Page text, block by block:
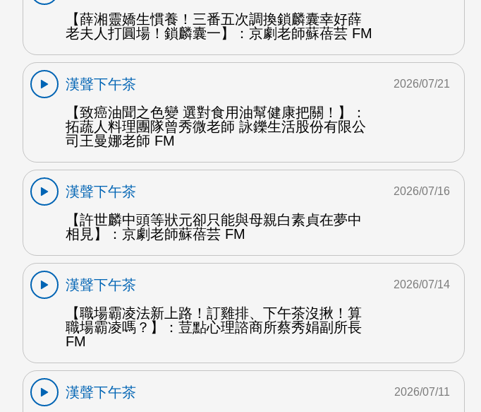
【薛湘靈嬌生慣養！三番五次調換鎖麟囊幸好薛
老夫人打圓場！鎖麟囊一】：京劇老師蘇蓓芸 FM
漢聲下午茶
【致癌油聞之色變 選對食用油幫健康把關！】：
拓蔬人料理團隊曾秀微老師 詠鑠生活股份有限公
司王曼娜老師 FM
2026/07/21
漢聲下午茶
【許世麟中頭等狀元卻只能與母親白素貞在夢中
相見】：京劇老師蘇蓓芸 FM
2026/07/16
漢聲下午茶
【職場霸凌法新上路！訂雞排、下午茶沒揪！算
職場霸凌嗎？】：荳點心理諮商所蔡秀娟副所長
FM
2026/07/14
漢聲下午茶
2026/07/11